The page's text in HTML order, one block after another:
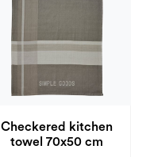
Checkered kitchen
towel 70x50 cm